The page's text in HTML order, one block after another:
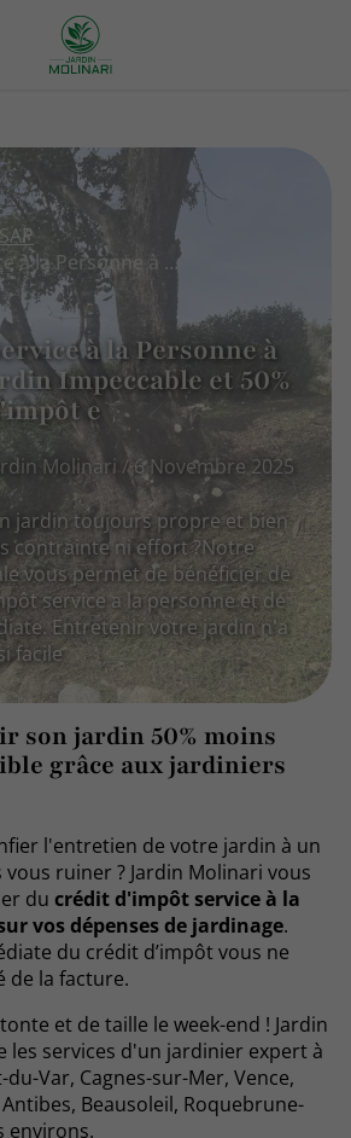
Jardinier Service à la Personne à Nice: un Jardin Impeccable et 50% de crédit d'impôt e
à la Personne à
Impeccable et 50%
e
Molinari / 6 Novembre 2025
jardin toujours propre et bien
contrainte ni effort ?Notre
vous permet de bénéficier de
service a la personne et de
Entretenir votre jardin n'a
facile
son jardin 50% moins
grâce aux jardiniers
l'entretien de votre jardin à un
ruiner ? Jardin Molinari vous
du crédit d'impôt service à la
vos dépenses de jardinage.
du crédit d’impôt vous ne
de la facture.
et de taille le week-end ! Jardin
les services d'un jardinier expert à
Var, Cagnes-sur-Mer, Vence,
Beausoleil, Roquebrune-
environs.